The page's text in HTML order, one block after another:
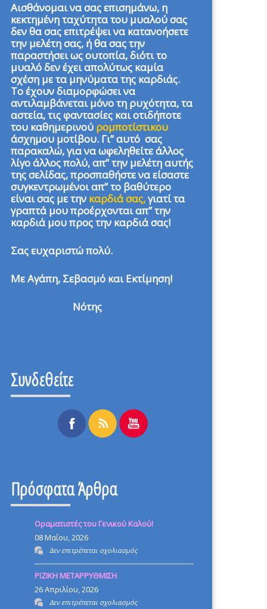
Αισθάνομαι να σας επισημάνω, η
κεκτημένη ταχύτητα του μυαλού σας
δεν θα σας επιτρέψει να κατανοήσετε
την μελέτη σας, ή θα σας την
παραστήσει ως ουτοπία, διότι το
μυαλό δεν έχει απολύτως καμία
σχέση με τα μηνύματα της καρδιάς.
Το έχουν διαμορφώσει να
αντιλαμβάνεται μόνο τη ρυχότητα, τα
αστεία, τις φαντασίες και οτιδήποτε
του καθημερινού ρομποτίστικου
άσχημου μοτίβου. Γι” αυτό σας
παρακαλώ, για να ωφεληθείτε άλλος
λίγο άλλος πολύ, απ” την μελέτη αυτής
της σελίδας, προσπαθήστε να είσαστε
συγκεντρωμένοι απ” το βαθύτερο
είναι σας με την καρδιά σας,γιατί τα
γραπτά μου προέρχονται απ” την
καρδιά μου προς την καρδιά σας!
Σας ευχαριστώ πολύ.
Με Αγάπη, Σεβασμό και Εκτίμηση!
Νότης
Συνδεθείτε
Πρόσφατα Άρθρα
Οραματιστές του Γενικού Καλού!
08 Μαΐου, 2026
Δεν επιτρέπεται σχολιασμόςστο
Οραματιστές
ΡΙΖΙΚΗ ΜΕΤΑΡΡΥΘΜΙΣΗ
26 Απριλίου, 2026
Δεν επιτρέπεται σχολιασμόςστο